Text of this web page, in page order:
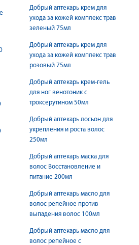
Добрый аптекарь крем для
ухода за кожей комплекс трав
зеленый 75мл
Добрый аптекарь крем для
ухода за кожей комплекс трав
розовый 75мл
Добрый аптекарь крем-гель
для ног венотоник с
троксерутином 50мл
Добрый аптекарь лосьон для
укрепления и роста волос
250мл
Добрый аптекарь маска для
волос Восстановление и
питание 200мл
Добрый аптекарь масло для
волос репейное против
выпадения волос 100мл
Добрый аптекарь масло для
волос репейное с